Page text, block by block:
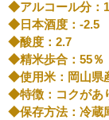
◆アルコール分：
◆日本酒度：-2.5
◆酸度：2.7
◆精米歩合：55％
◆使用米：岡山県
◆特徴：コクがあ
◆保存方法：冷蔵